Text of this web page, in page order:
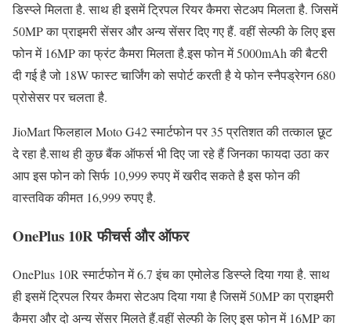
डिस्प्ले मिलता है. साथ ही इसमें ट्रिपल रियर कैमरा सेटअप मिलता है. जिसमें
50MP का प्राइमरी सेंसर और अन्य सेंसर दिए गए हैं. वहीं सेल्फी के लिए इस
फोन में 16MP का फ्रंट कैमरा मिलता है.इस फोन में 5000mAh की बैटरी
दी गई है जो 18W फास्ट चार्जिंग को सपोर्ट करती है ये फोन स्नैपड्रेगन 680
प्रोसेसर पर चलता है.
JioMart फिलहाल Moto G42 स्मार्टफोन पर 35 प्रतिशत की तत्काल छूट
दे रहा है.साथ ही कुछ बैंक ऑफर्स भी दिए जा रहे हैं जिनका फायदा उठा कर
आप इस फोन को सिर्फ 10,999 रुपए में खरीद सकते है इस फोन की
वास्तविक कीमत 16,999 रुपए है.
OnePlus 10R फीचर्स और ऑफर
OnePlus 10R स्मार्टफोन में 6.7 इंच का एमोलेड डिस्प्ले दिया गया है. साथ
ही इसमें ट्रिपल रियर कैमरा सेटअप दिया गया है जिसमें 50MP का प्राइमरी
कैमरा और दो अन्य सेंसर मिलते हैं.वहीं सेल्फी के लिए इस फोन में 16MP का